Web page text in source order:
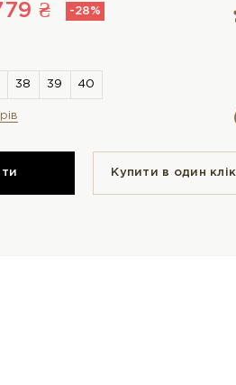
₴ -28%
Купити в один клiк